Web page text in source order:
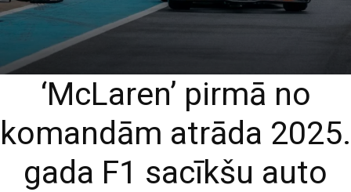
‘McLaren’ pirmā no
komandām atrāda 2025.
gada F1 sacīkšu auto